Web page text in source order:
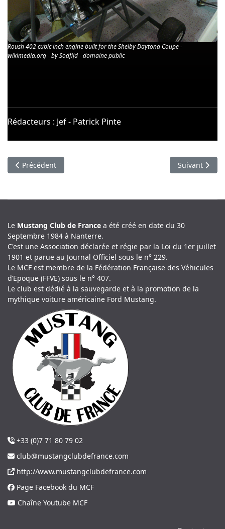
Roush 402 cubic inch engine built for the Shelby Daytona Coupe -
wikimedia.org - by Sodfijd - domaine public
Rédacteurs : Jef - Patrick Pinte
Article précédent : Une rencontre insolite autour de la
Précédent Article
Suivant
Le Mustang Club de France a été créé en date du 30
Septembre 1984 à Nanterre.
C'est une Association déclarée et régie par la Loi du 1er juillet
1901 et parue au Journal Officiel sous le n° 229.
Le MCF est membre de la Fédération Française des Véhicules
d’Epoque (FFVE) sous le n° 407.
Le club est dédié à la sauvegarde et à la promotion de la
mythique voiture américaine Ford Mustang.
+33 (0)7 71 80 79 02
club@mustangclubdefrance.com
http://www.mustangclubdefrance.com
Page Facebook du MCF
Chaîne Youtube MCF